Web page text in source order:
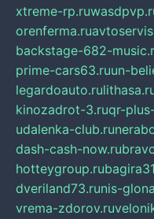
xtreme-rp.ru
orenferma.ru
backstage-682-
prime-cars63.ruun-
legardoauto.ru
kinozadrot-3.ruqr-
udalenka-club.ru
dash-cash-now.ru
hotteygroup.ru
dveriland73.runis-
vrema-zdorov.ru